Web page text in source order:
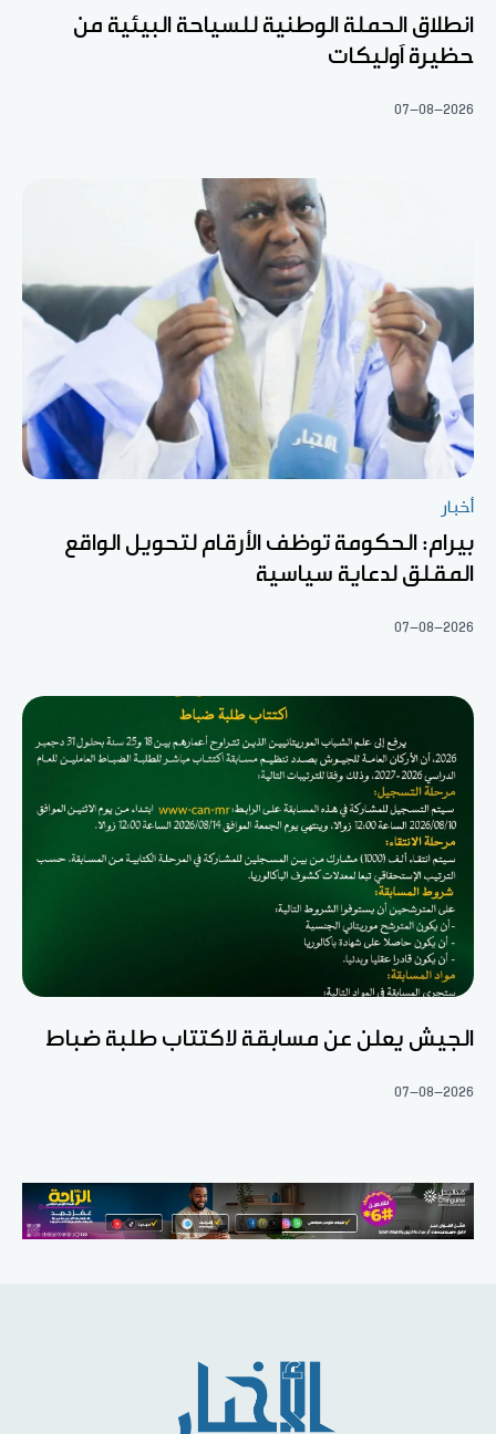
انطلاق الحملة الوطنية للسياحة البيئية من
حظيرة آوليكات
07-08-2026
أخبار
بيرام: الحكومة توظف الأرقام لتحويل الواقع
المقلق لدعاية سياسية
07-08-2026
الجيش يعلن عن مسابقة لاكتتاب طلبة ضباط
07-08-2026